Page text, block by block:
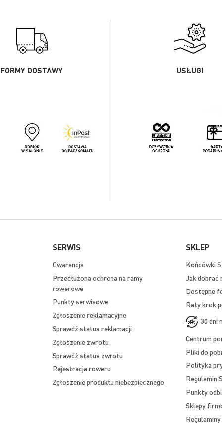
FORMY DOSTAWY USŁUGI
SERWIS
Gwarancja
Przedłużona ochrona na ramy
rowerowe
Punkty serwisowe
Zgłoszenie reklamacyjne
Sprawdź status reklamacji
Zgłoszenie zwrotu
Sprawdź status zwrotu
Rejestracja roweru
Zgłoszenie produktu niebezpiecznego
SKLEP
Końcówki
Jak dobrać
Dostępne
Raty krok
30 dni
Centrum
Pliki do
Polityka
Regulamin
Punkty
Sklepy